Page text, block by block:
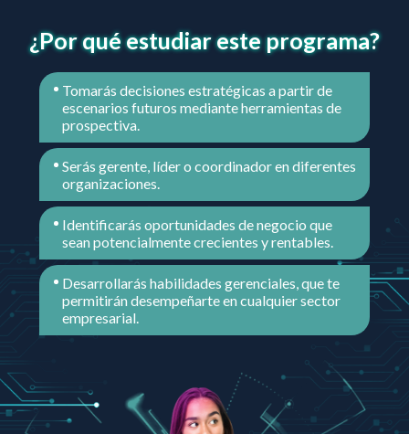
¿Por qué estudiar este programa?
Tomarás decisiones estratégicas a partir de
escenarios futuros mediante herramientas de
prospectiva.
Serás gerente, líder o coordinador en diferentes
organizaciones.
Identificarás oportunidades de negocio que
sean potencialmente crecientes y rentables.
Desarrollarás habilidades gerenciales, que te
permitirán desempeñarte en cualquier sector
empresarial.